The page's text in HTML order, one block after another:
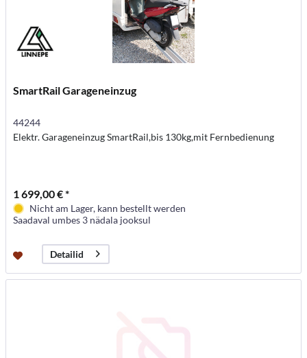
SmartRail Garageneinzug
44244
Elektr. Garageneinzug SmartRail,bis 130kg,mit Fernbedienung
1 699,00 € *
Nicht am Lager, kann bestellt werden
Saadaval umbes 3 nädala jooksul
Detailid